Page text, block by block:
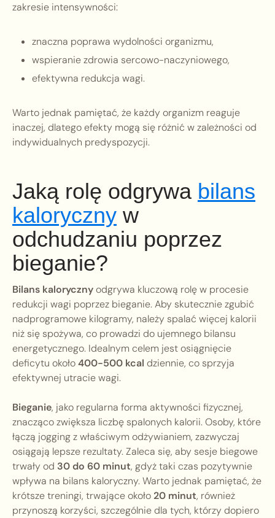
zakresie intensywności:
znaczna poprawa wydolności organizmu,
wspieranie zdrowia sercowo-naczyniowego,
efektywna redukcja wagi.
Warto jednak pamiętać, że każdy organizm reaguje
inaczej, dlatego efekty mogą się różnić w zależności od
indywidualnych predyspozycji.
Jaką rolę odgrywa bilans
kaloryczny w
odchudzaniu poprzez
bieganie?
Bilans kalorycznyodgrywa kluczową rolę w procesie
redukcji wagi poprzez bieganie. Aby skutecznie zgubić
nadprogramowe kilogramy, należy spalać więcej kalorii
niż się spożywa, co prowadzi do ujemnego bilansu
energetycznego. Idealnym celem jest osiągnięcie
deficytu około400-500 kcal dziennie, co sprzyja
efektywnej utracie wagi.
Bieganie, jako regularna forma aktywności fizycznej,
znacząco zwiększa liczbę spalonych kalorii. Osoby, które
łączą jogging z właściwym odżywianiem, zazwyczaj
osiągają lepsze rezultaty. Zaleca się, aby sesje biegowe
trwały od 30 do 60 minut, gdyż taki czas pozytywnie
wpływa na bilans kaloryczny. Warto jednak pamiętać, że
krótsze treningi, trwające około20 minut, również
przynoszą korzyści, szczególnie dla tych, którzy dopiero